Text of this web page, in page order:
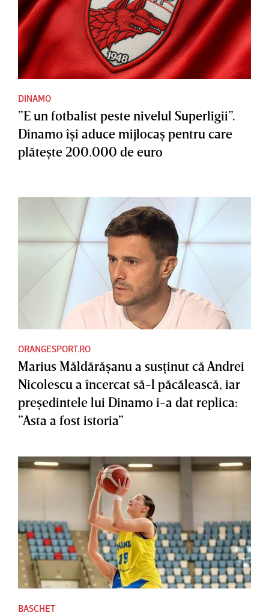
DINAMO
”E un fotbalist peste nivelul Superligii”.
Dinamo îşi aduce mijlocaş pentru care
plăteşte 200.000 de euro
ORANGESPORT.RO
Marius Măldărăşanu a susţinut că Andrei
Nicolescu a încercat să-l păcălească, iar
preşedintele lui Dinamo i-a dat replica:
”Asta a fost istoria”
BASCHET